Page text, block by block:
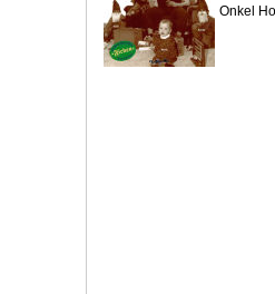
Onkel